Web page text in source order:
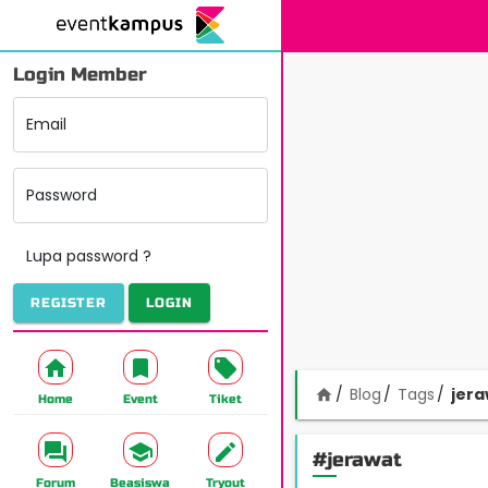
Login Member
Email
Password
Lupa password ?
REGISTER LOGIN
Home Event Tiket
Forum Beasiswa Tryout
home Blog Tags
#jerawat